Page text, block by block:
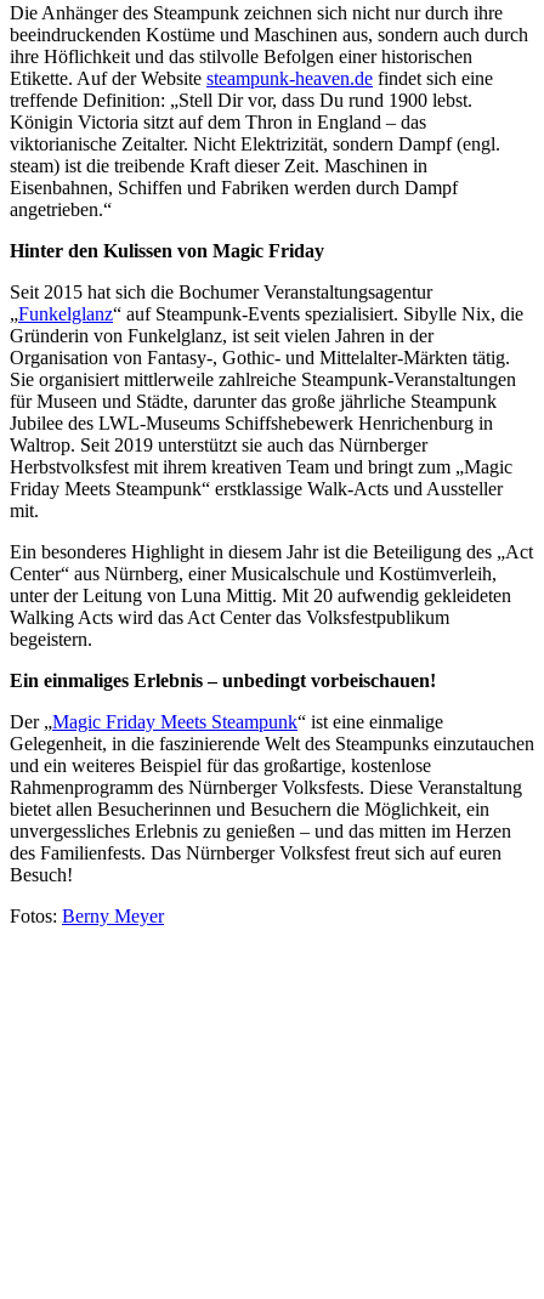
Die Anhänger des Steampunk zeichnen sich nicht nur durch ihre
beeindruckenden Kostüme und Maschinen aus, sondern auch durch
ihre Höflichkeit und das stilvolle Befolgen einer historischen
Etikette. Auf der Website steampunk-heaven.de findet sich eine
treffende Definition: „Stell Dir vor, dass Du rund 1900 lebst.
Königin Victoria sitzt auf dem Thron in England – das
viktorianische Zeitalter. Nicht Elektrizität, sondern Dampf (engl.
steam) ist die treibende Kraft dieser Zeit. Maschinen in
Eisenbahnen, Schiffen und Fabriken werden durch Dampf
angetrieben.“
Hinter den Kulissen von Magic Friday
Seit 2015 hat sich die Bochumer Veranstaltungsagentur
„Funkelglanz“ auf Steampunk-Events spezialisiert. Sibylle Nix, die
Gründerin von Funkelglanz, ist seit vielen Jahren in der
Organisation von Fantasy-, Gothic- und Mittelalter-Märkten tätig.
Sie organisiert mittlerweile zahlreiche Steampunk-Veranstaltungen
für Museen und Städte, darunter das große jährliche Steampunk
Jubilee des LWL-Museums Schiffshebewerk Henrichenburg in
Waltrop. Seit 2019 unterstützt sie auch das Nürnberger
Herbstvolksfest mit ihrem kreativen Team und bringt zum „Magic
Friday Meets Steampunk“ erstklassige Walk-Acts und Aussteller
mit.
Ein besonderes Highlight in diesem Jahr ist die Beteiligung des „Act
Center“ aus Nürnberg, einer Musicalschule und Kostümverleih,
unter der Leitung von Luna Mittig. Mit 20 aufwendig gekleideten
Walking Acts wird das Act Center das Volksfestpublikum
begeistern.
Ein einmaliges Erlebnis – unbedingt vorbeischauen!
Der „Magic Friday Meets Steampunk“ ist eine einmalige
Gelegenheit, in die faszinierende Welt des Steampunks einzutauchen
und ein weiteres Beispiel für das großartige, kostenlose
Rahmenprogramm des Nürnberger Volksfests. Diese Veranstaltung
bietet allen Besucherinnen und Besuchern die Möglichkeit, ein
unvergessliches Erlebnis zu genießen – und das mitten im Herzen
des Familienfests. Das Nürnberger Volksfest freut sich auf euren
Besuch!
Fotos: Berny Meyer